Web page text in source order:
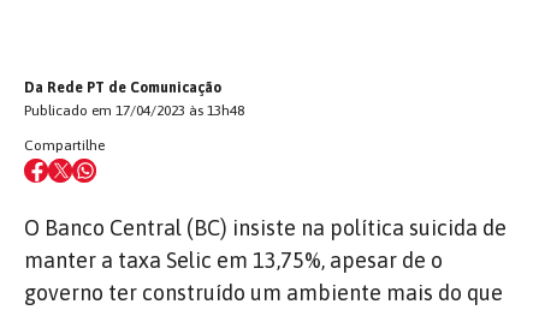
Da Rede PT de Comunicação
Publicado em 17/04/2023 às 13h48
Compartilhe
O Banco Central (BC) insiste na política suicida de
manter a taxa Selic em 13,75%, apesar de o
governo ter construído um ambiente mais do que